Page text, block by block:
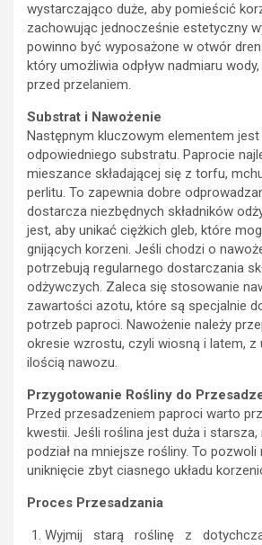
wystarczająco duże, aby pomieścić
zachowując jednocześnie estetyczny
powinno być wyposażone w otwór
który umożliwia odpływ nadmiaru
przed przelaniem.
Substrat i Nawożenie
Następnym kluczowym elementem
odpowiedniego substratu. Paprocie
mieszance składającej się z torfu,
perlitu. To zapewnia dobre
dostarcza niezbędnych składników
jest, aby unikać ciężkich gleb, które
gnijących korzeni. Jeśli chodzi o
potrzebują regularnego dostarczania
odżywczych. Zaleca się stosowanie
zawartości azotu, które są specjalnie
potrzeb paproci. Nawożenie należy
okresie wzrostu, czyli wiosną i latem, z
ilością nawozu.
Przygotowanie Rośliny do
Przed przesadzeniem paproci warto
kwestii. Jeśli roślina jest duża i
podział na mniejsze rośliny. To
uniknięcie zbyt ciasnego układu
Proces Przesadzania
Wyjmij starą roślinę z